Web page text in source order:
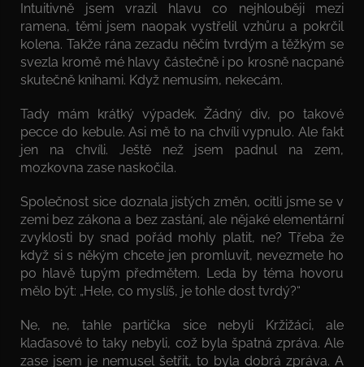
Intuitivně jsem vrazil hlavu co nejhlouběji mezi
ramena, těmi jsem naopak vystřelil vzhůru a pokrčil
kolena. Takže rána zezadu něčím tvrdým a těžkým se
svezla kromě mé hlavy částečně i po krosně nacpané
skutečně knihami. Když nemusím, nekecám.
Tady mám krátký výpadek. Žádný div, po takové
pecce do kebule. Asi mě to na chvíli vypnulo. Ale fakt
jen na chvíli. Ještě než jsem padnul na zem,
mozkovna zase naskočila.
Společnost sice doznala jistých změn, ocitli jsme se v
zemi bez zákona a bez zastání, ale nějaké elementární
zvyklosti by snad pořád mohly platit, ne? Třeba že
když si s někým chcete jen promluvit, nevezmete ho
po hlavě tupým předmětem. Leda by téma hovoru
mělo být: „Hele, co myslíš, je tohle dost tvrdý?“
Ne, ne, tahle partička sice nebyli Kržižáci, ale
klaďasové to taky nebyli, což byla špatná zpráva. Ale
zase jsem je nemusel šetřit, to byla dobrá zpráva. A